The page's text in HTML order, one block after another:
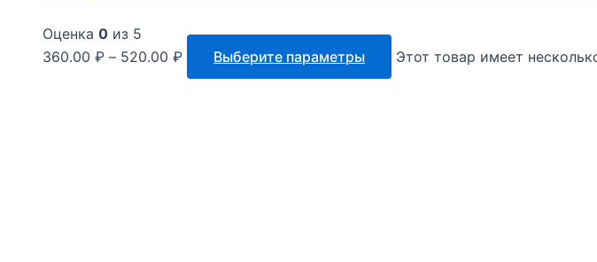
Оценка 0 из 5
360.00 ₽ – 520.00 ₽ Выберите параметры Этот товар имеет